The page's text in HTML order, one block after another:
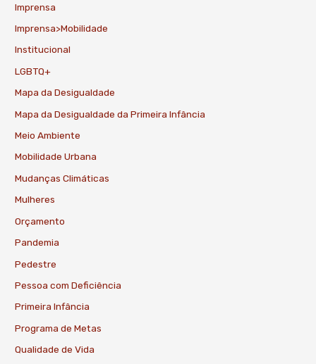
Imprensa
Imprensa>Mobilidade
Institucional
LGBTQ+
Mapa da Desigualdade
Mapa da Desigualdade da Primeira Infância
Meio Ambiente
Mobilidade Urbana
Mudanças Climáticas
Mulheres
Orçamento
Pandemia
Pedestre
Pessoa com Deficiência
Primeira Infância
Programa de Metas
Qualidade de Vida